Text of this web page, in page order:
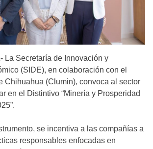
La Secretaría de Innovación y
(SIDE), en colaboración con el
Chihuahua (Clumin), convoca al sector
en el Distintivo “Minería y Prosperidad
se incentiva a las compañías a
responsables enfocadas en